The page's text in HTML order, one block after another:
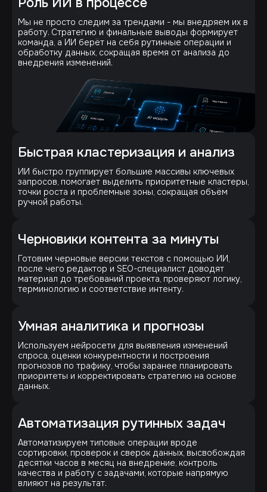
Мы не просто следим за трендами - мы внедряем их в
работу. Стратегию и финальные выводы формирует
команда, а ИИ берёт на себя рутинные операции и
обработку данных, сокращая время от анализа до
внедрения изменений.
Быстрая кластеризация и анализ
ИИ быстро группирует большие массивы ключевых
запросов, помогает выделить приоритетные кластеры,
точки роста и проблемные зоны, сокращая объём
ручной работы.
Черновики контента за минуты
Готовим черновые версии текстов с помощью ИИ,
после чего редактор и SEO-специалист доводят
материал до требований проекта, проверяют логику,
терминологию и соответствие интенту.
Умная аналитика и прогнозы
Используем нейросети для выявления изменений
спроса, оценки конкурентности и построения
прогнозов по трафику, чтобы заранее планировать
приоритеты и корректировать стратегию на основе
данных.
Автоматизация рутинных задач
Автоматизируем типовые операции вроде
сортировки, проверок и сверок данных, высвобождая
десятки часов в месяц на внедрение, контроль
качества и работу с задачами, которые напрямую
влияют на результат.